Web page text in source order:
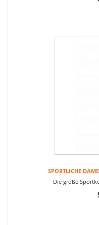
SPORTLICHE
Die große